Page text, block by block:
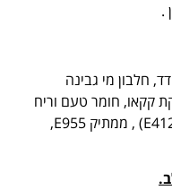
חלבון מי גבינה
קקאו, חומר טעם וריח
"שוקולד", נתרן כלורי, מייצבים(E412,E415) , ממתיק E955,